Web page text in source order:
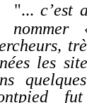
c’est
nommer
les